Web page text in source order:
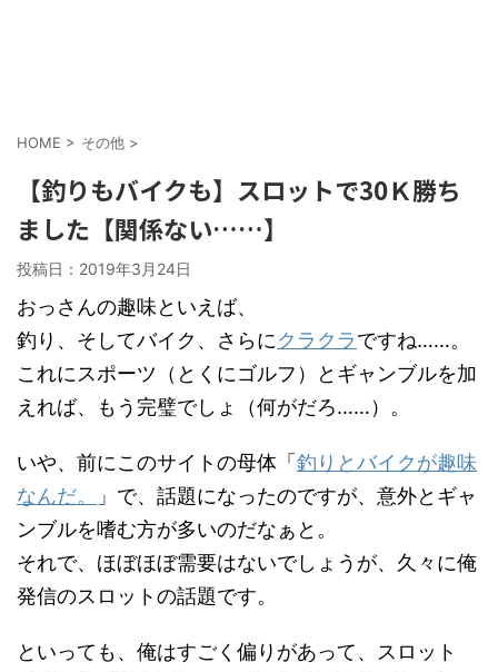
HOME > その他 >
【釣りもバイクも】スロットで30Ｋ勝ち
ました【関係ない……】
投稿日： 2019年3月24日
おっさんの趣味といえば、
釣り、そしてバイク、さらにクラクラですね……。
これにスポーツ（とくにゴルフ）とギャンブルを加
えれば、もう完璧でしょ（何がだろ……）。
いや、前にこのサイトの母体「 釣りとバイクが趣味
なんだ。
」で、話題になったのですが、意外とギャ
ンブルを嗜む方が多いのだなぁと。
それで、ほぼほぼ需要はないでしょうが、久々に俺
発信のスロットの話題です。
といっても、俺はすごく偏りがあって、スロット